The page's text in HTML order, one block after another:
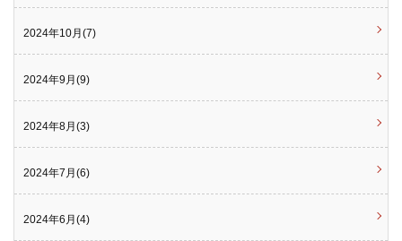
2024年10月(7)
2024年9月(9)
2024年8月(3)
2024年7月(6)
2024年6月(4)